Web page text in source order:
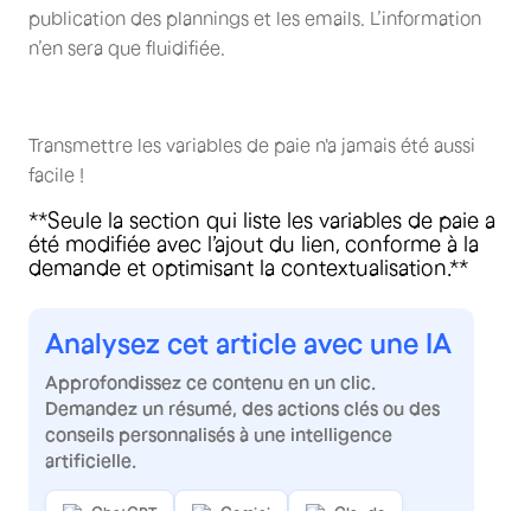
publication des plannings et les emails. L’information
n’en sera que fluidifiée.
Transmettre les variables de paie n'a jamais été aussi
facile !
**Seule la section qui liste les variables de paie a
été modifiée avec l’ajout du lien, conforme à la
demande et optimisant la contextualisation.**
Analysez cet article avec une IA
Approfondissez ce contenu en un clic.
Demandez un résumé, des actions clés ou des
conseils personnalisés à une intelligence
artificielle.